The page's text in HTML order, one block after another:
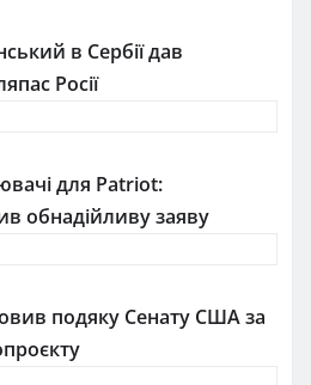
в Сербії дав
Росії
для Patriot:
обнадійливу заяву
подяку Сенату США за